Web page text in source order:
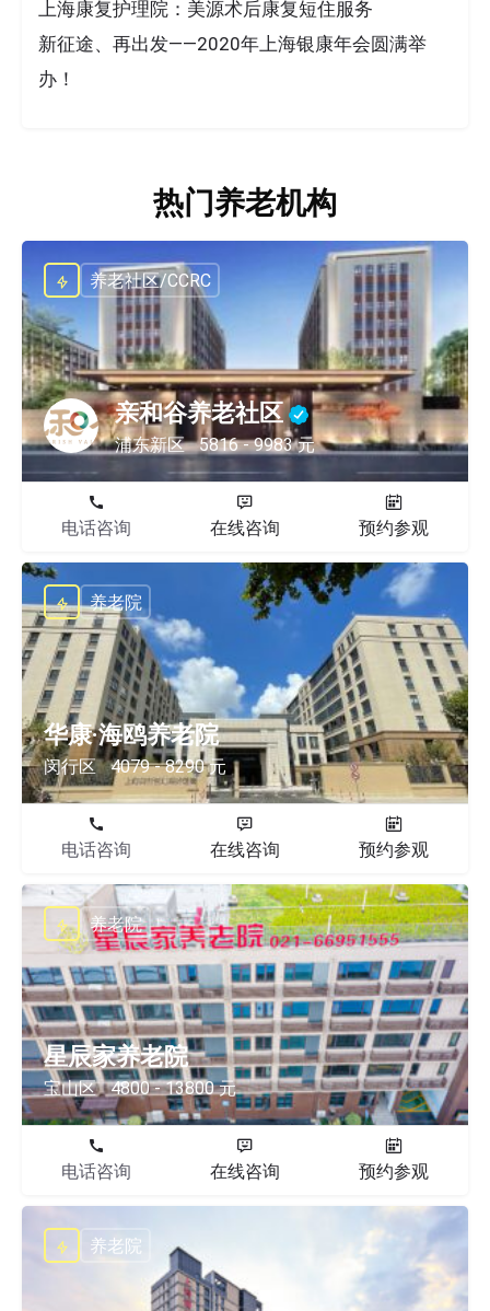
上海康复护理院：美源术后康复短住服务
新征途、再出发——2020年上海银康年会圆满举
办！
热门养老机构
亲和谷养老社区
浦东新区 5816 - 9983 元
养老社区/CCRC
电话咨询 在线咨询 预约参观
华康·海鸥养老院
闵行区 4079 - 8290 元
养老院
电话咨询 在线咨询 预约参观
星辰家养老院
宝山区 4800 - 13800 元
养老院
电话咨询 在线咨询 预约参观
养老院